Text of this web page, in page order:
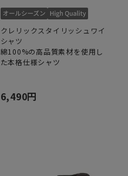
クレリックスタイリッシュワイ
シャツ
綿100%の高品質素材を使用し
た本格仕様シャツ
6,490円